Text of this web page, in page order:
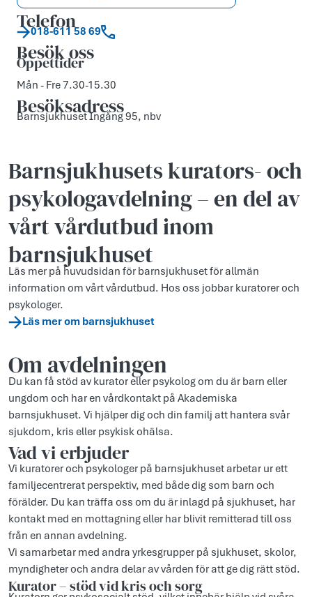
Telefon
018-611 58 69
Besök oss
Öppettider
Mån - Fre 7.30-15.30
Besöksadress
Barnsjukhuset Ingång 95, nbv
Barnsjukhusets kurators- och
psykologavdelning – en del av
vårt vårdutbud inom
barnsjukhuset
Läs mer på huvudsidan för barnsjukhuset för allmän
information om vårt vårdutbud. Hos oss jobbar kuratorer och
psykologer.
Läs mer om barnsjukhuset
Om avdelningen
Du kan få stöd av kurator eller psykolog om du är barn eller
ungdom och har en vårdkontakt på Akademiska
barnsjukhuset. Vi hjälper dig och din familj att hantera svår
sjukdom, kris eller psykisk ohälsa.
Vad vi erbjuder
Vi kuratorer och psykologer på barnsjukhuset arbetar ur ett
familjecentrerat perspektiv, med både dig som barn och
förälder. Du kan träffa oss om du är inlagd på sjukhuset, har
kontakt med en mottagning eller har blivit remitterad till oss
från en annan avdelning.
Vi samarbetar med andra yrkesgrupper på sjukhuset, skolor,
myndigheter och andra delar av vården för att ge dig rätt stöd.
Kurator – stöd vid kris och sorg